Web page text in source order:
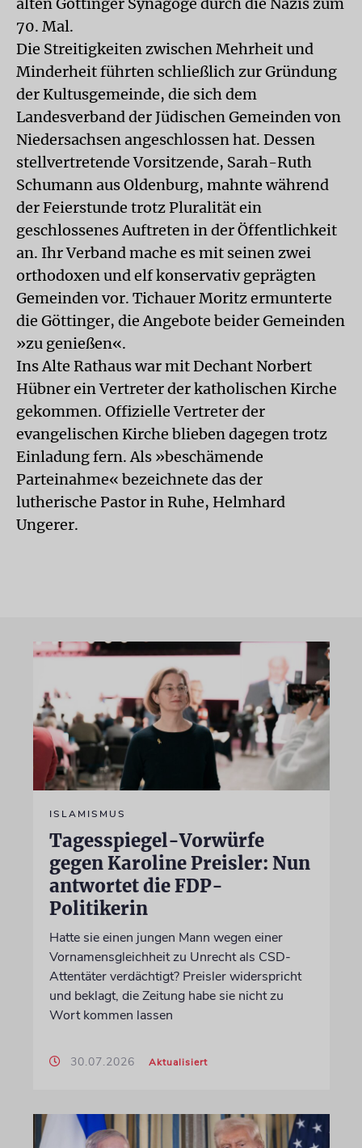
70. Mal.
Die Streitigkeiten zwischen Mehrheit und
Minderheit führten schließlich zur Gründung
der Kultusgemeinde, die sich dem
Landesverband der Jüdischen Gemeinden von
Niedersachsen angeschlossen hat. Dessen
stellvertretende Vorsitzende, Sarah-Ruth
Schumann aus Oldenburg, mahnte während
der Feierstunde trotz Pluralität ein
geschlossenes Auftreten in der Öffentlichkeit
an. Ihr Verband mache es mit seinen zwei
orthodoxen und elf konservativ geprägten
Gemeinden vor. Tichauer Moritz ermunterte
die Göttinger, die Angebote beider Gemeinden
»zu genießen«.
Ins Alte Rathaus war mit Dechant Norbert
Hübner ein Vertreter der katholischen Kirche
gekommen. Offizielle Vertreter der
evangelischen Kirche blieben dagegen trotz
Einladung fern. Als »beschämende
Parteinahme« bezeichnete das der
lutherische Pastor in Ruhe, Helmhard
Ungerer.
ISLAMISMUS
Tagesspiegel-Vorwürfe
gegen Karoline Preisler: Nun
antwortet die FDP-
Politikerin
Hatte sie einen jungen Mann wegen einer
Vornamensgleichheit zu Unrecht als CSD-
Attentäter verdächtigt? Preisler widerspricht
und beklagt, die Zeitung habe sie nicht zu
Wort kommen lassen
30.07.2026 Aktualisiert